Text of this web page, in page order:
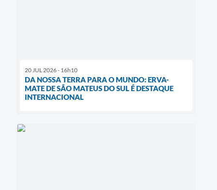
20 JUL 2026 - 16h10
DA NOSSA TERRA PARA O MUNDO: ERVA-
MATE DE SÃO MATEUS DO SUL É DESTAQUE
INTERNACIONAL